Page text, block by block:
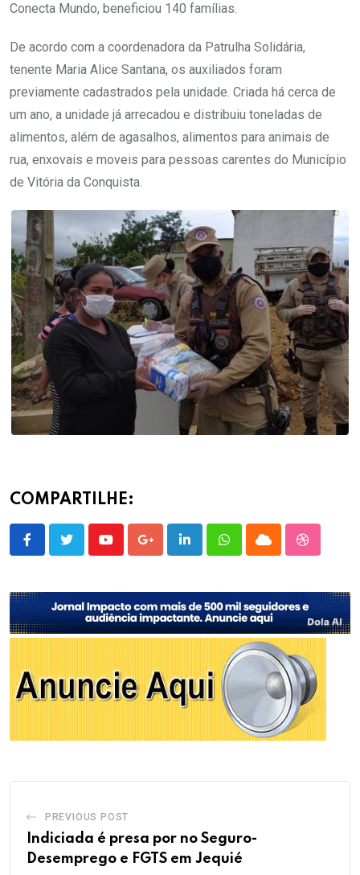
Conecta Mundo, beneficiou 140 famílias.
De acordo com a coordenadora da Patrulha Solidária,
tenente Maria Alice Santana, os auxiliados foram
previamente cadastrados pela unidade. Criada há cerca de
um ano, a unidade já arrecadou e distribuiu toneladas de
alimentos, além de agasalhos, alimentos para animais de
rua, enxovais e moveis para pessoas carentes do Município
de Vitória da Conquista.
COMPARTILHE:
YoutubeGoogle+LinkedInWhatsappCloud
PREVIOUS POST
Indiciada é presa por no Seguro-
Desemprego e FGTS em Jequié